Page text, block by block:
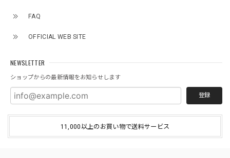
FAQ
OFFICIAL WEB SITE
NEWSLETTER
ショップからの最新情報をお知らせします
登録
11,000以上のお買い物で送料サービス